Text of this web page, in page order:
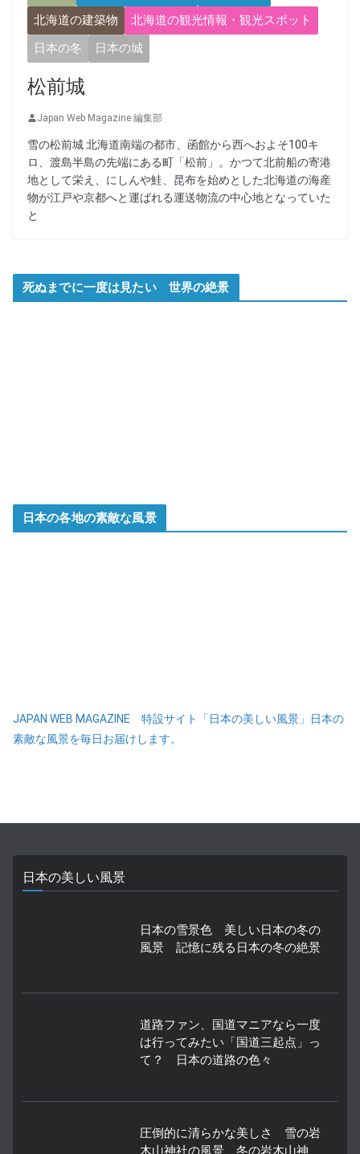
北海道の建築物
北海道の観光情報・観光スポット
日本の冬
日本の城
松前城
Japan Web Magazine 編集部
雪の松前城 北海道南端の都市、函館から西へおよそ100キ
ロ、渡島半島の先端にある町「松前」。かつて北前船の寄港
地として栄え、にしんや鮭、昆布を始めとした北海道の海産
物が江戸や京都へと運ばれる運送物流の中心地となっていた
と
死ぬまでに一度は見たい 世界の絶景
日本の各地の素敵な風景
JAPAN WEB MAGAZINE 特設サイト「日本の美しい風景」日本の
素敵な風景を毎日お届けします。
日本の美しい風景
日本の雪景色 美しい日本の冬の
風景 記憶に残る日本の冬の絶景
道路ファン、国道マニアなら一度
は行ってみたい「国道三起点」っ
て？ 日本の道路の色々
圧倒的に清らかな美しさ 雪の岩
木山神社の風景 冬の岩木山神